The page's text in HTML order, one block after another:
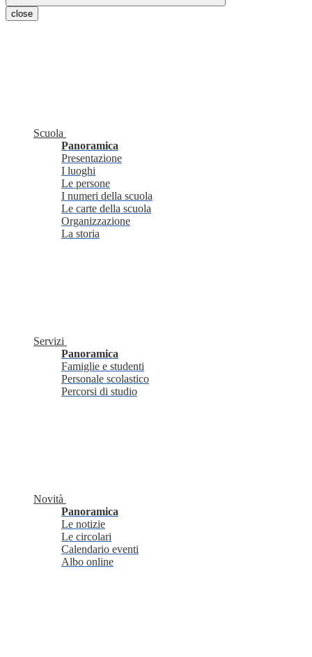
close
Scuola
Panoramica
Presentazione
I luoghi
Le persone
I numeri della scuola
Le carte della scuola
Organizzazione
La storia
Servizi
Panoramica
Famiglie e studenti
Personale scolastico
Percorsi di studio
Novità
Panoramica
Le notizie
Le circolari
Calendario eventi
Albo online